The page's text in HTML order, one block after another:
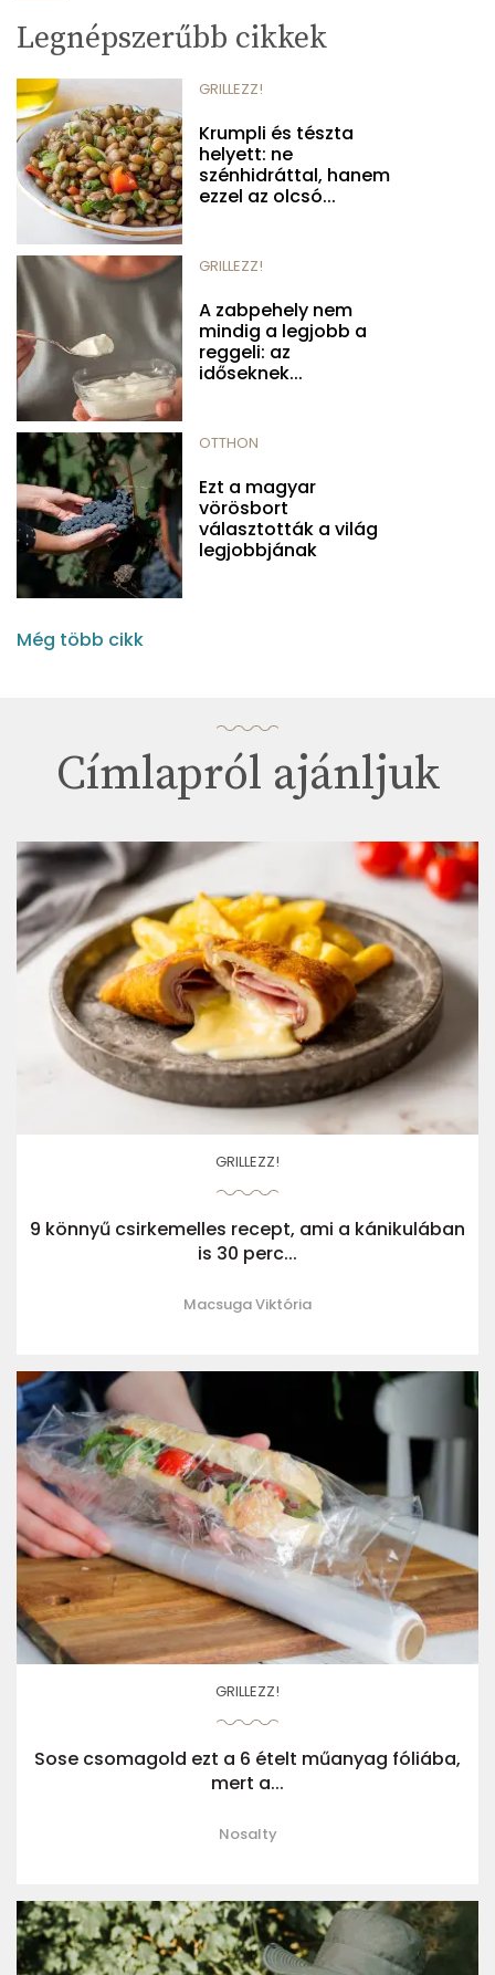
Legnépszerűbb cikkek
GRILLEZZ!
Krumpli és tészta
helyett: ne
szénhidráttal, hanem
ezzel az olcsó...
GRILLEZZ!
A zabpehely nem
mindig a legjobb a
reggeli: az
időseknek...
OTTHON
Ezt a magyar
vörösbort
választották a világ
legjobbjának
Még több cikk
Címlapról ajánljuk
GRILLEZZ!
9 könnyű csirkemelles recept, ami a kánikulában
is 30 perc...
Macsuga Viktória
GRILLEZZ!
Sose csomagold ezt a 6 ételt műanyag fóliába,
mert a...
Nosalty